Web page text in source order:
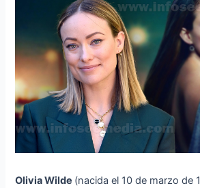
Olivia Wilde (nacida el 10 de marzo de